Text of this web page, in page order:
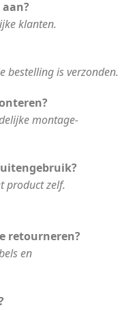
klanten.
bestelling is verzonden.
montage-
product zelf.
retourneren?
en